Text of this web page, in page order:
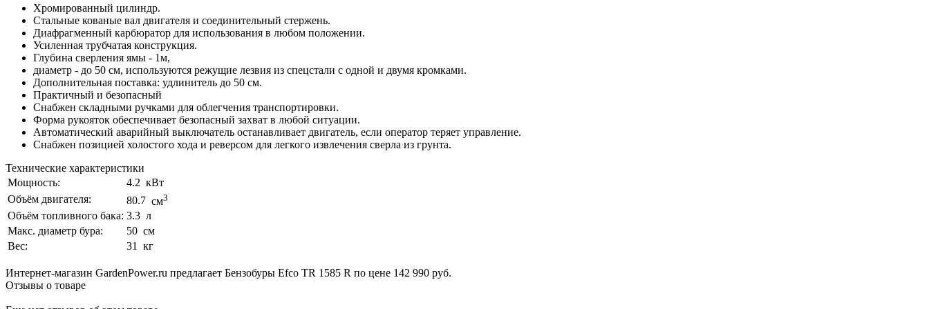
Хромированный цилиндр.
Стальные кованые вал двигателя и соединительный стержень.
Диафрагменный карбюратор для использования в любом положении.
Усиленная трубчатая конструкция.
Глубина сверления ямы - 1м,
диаметр - до 50 см, используются режущие лезвия из спецстали с одной и двумя кромками.
Дополнительная поставка: удлинитель до 50 см.
Практичный и безопасный
Снабжен складными ручками для облегчения транспортировки.
Форма рукояток обеспечивает безопасный захват в любой ситуации.
Автоматический аварийный выключатель останавливает двигатель, если оператор теряет управление.
Снабжен позицией холостого хода и реверсом для легкого извлечения сверла из грунта.
Технические характеристики
Мощность:
4.2 кВт
Объём двигателя:
80.7 см3
Объём топливного бака: 3.3 л
Макс. диаметр бура:
50 см
Вес:
31 кг
Интернет-магазин GardenPower.ru предлагает Бензобуры Efco TR 1585 R по цене 142 990 руб.
Отзывы о товаре